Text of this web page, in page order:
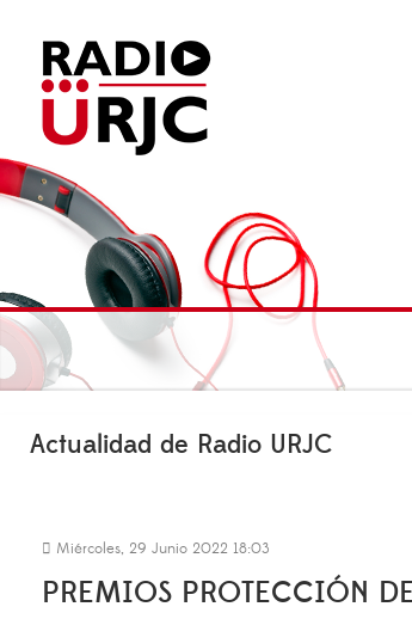
Actualidad de Radio URJC
Miércoles, 29 Junio 2022 18:03
PREMIOS PROTECCIÓN